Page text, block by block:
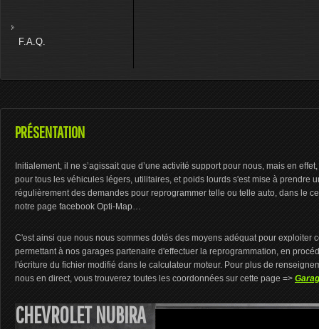
F.A.Q.
PRÉSENTATION
Initialement, il ne s’agissait que d’une activité support pour nous, mais en
pour tous les véhicules légers, utilitaires, et poids lourds s'est mise à
régulièrement des demandes pour reprogrammer telle ou telle auto, dans le
notre page facebook Opti-Map…
C'est ainsi que nous nous sommes dotés des moyens adéquat pour
permettant à nos garages partenaire d'effectuer la reprogrammation, en
l'écriture du fichier modifié dans le calculateur moteur. Pour plus de
nous en direct, vous trouverez toutes les coordonnées sur cette page =>
CHEVROLET NUBIRA